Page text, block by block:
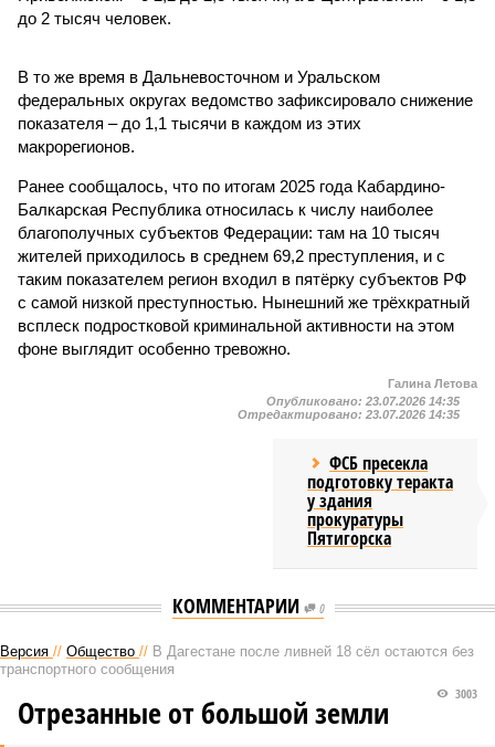
до 2 тысяч человек.
В то же время в Дальневосточном и Уральском
федеральных округах ведомство зафиксировало снижение
показателя – до 1,1 тысячи в каждом из этих
макрорегионов.
Ранее сообщалось, что по итогам 2025 года Кабардино-
Балкарская Республика относилась к числу наиболее
благополучных субъектов Федерации: там на 10 тысяч
жителей приходилось в среднем 69,2 преступления, и с
таким показателем регион входил в пятёрку субъектов РФ
с самой низкой преступностью. Нынешний же трёхкратный
всплеск подростковой криминальной активности на этом
фоне выглядит особенно тревожно.
Галина Летова
Опубликовано: 23.07.2026 14:35
Отредактировано: 23.07.2026 14:35
ФСБ пресекла
подготовку теракта
у здания
прокуратуры
Пятигорска
КОММЕНТАРИИ 0
Версия // Общество // В Дагестане после ливней 18 сёл остаются без
транспортного сообщения
3003
Отрезанные от большой земли